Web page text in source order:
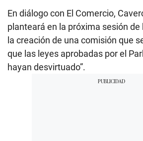
En diálogo con El Comercio,
planteará en la próxima sesión
la creación de una comisión que
que las leyes aprobadas por el
hayan desvirtuado”.